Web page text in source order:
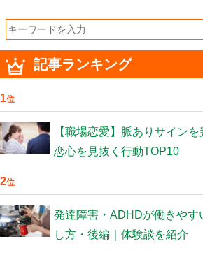
記事ランキング
1位
【職場恋愛】脈ありサイン
恋心を見抜く行動TOP10
2位
発達障害・ADHDが働きやす
し方・後編｜体験談を紹介